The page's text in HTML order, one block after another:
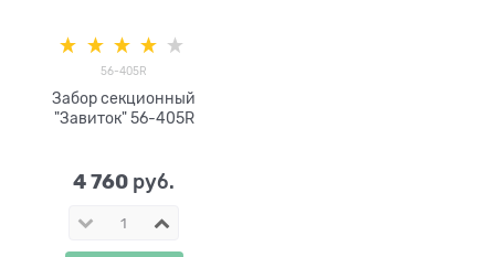
56-405R
Забор секционный
"Завиток" 56-405R
4 760 руб.